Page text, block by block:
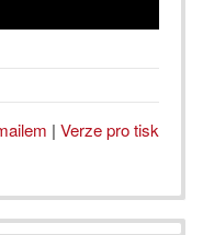
| Verze pro tisk